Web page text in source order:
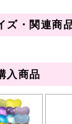
ズ・関連商
入商品